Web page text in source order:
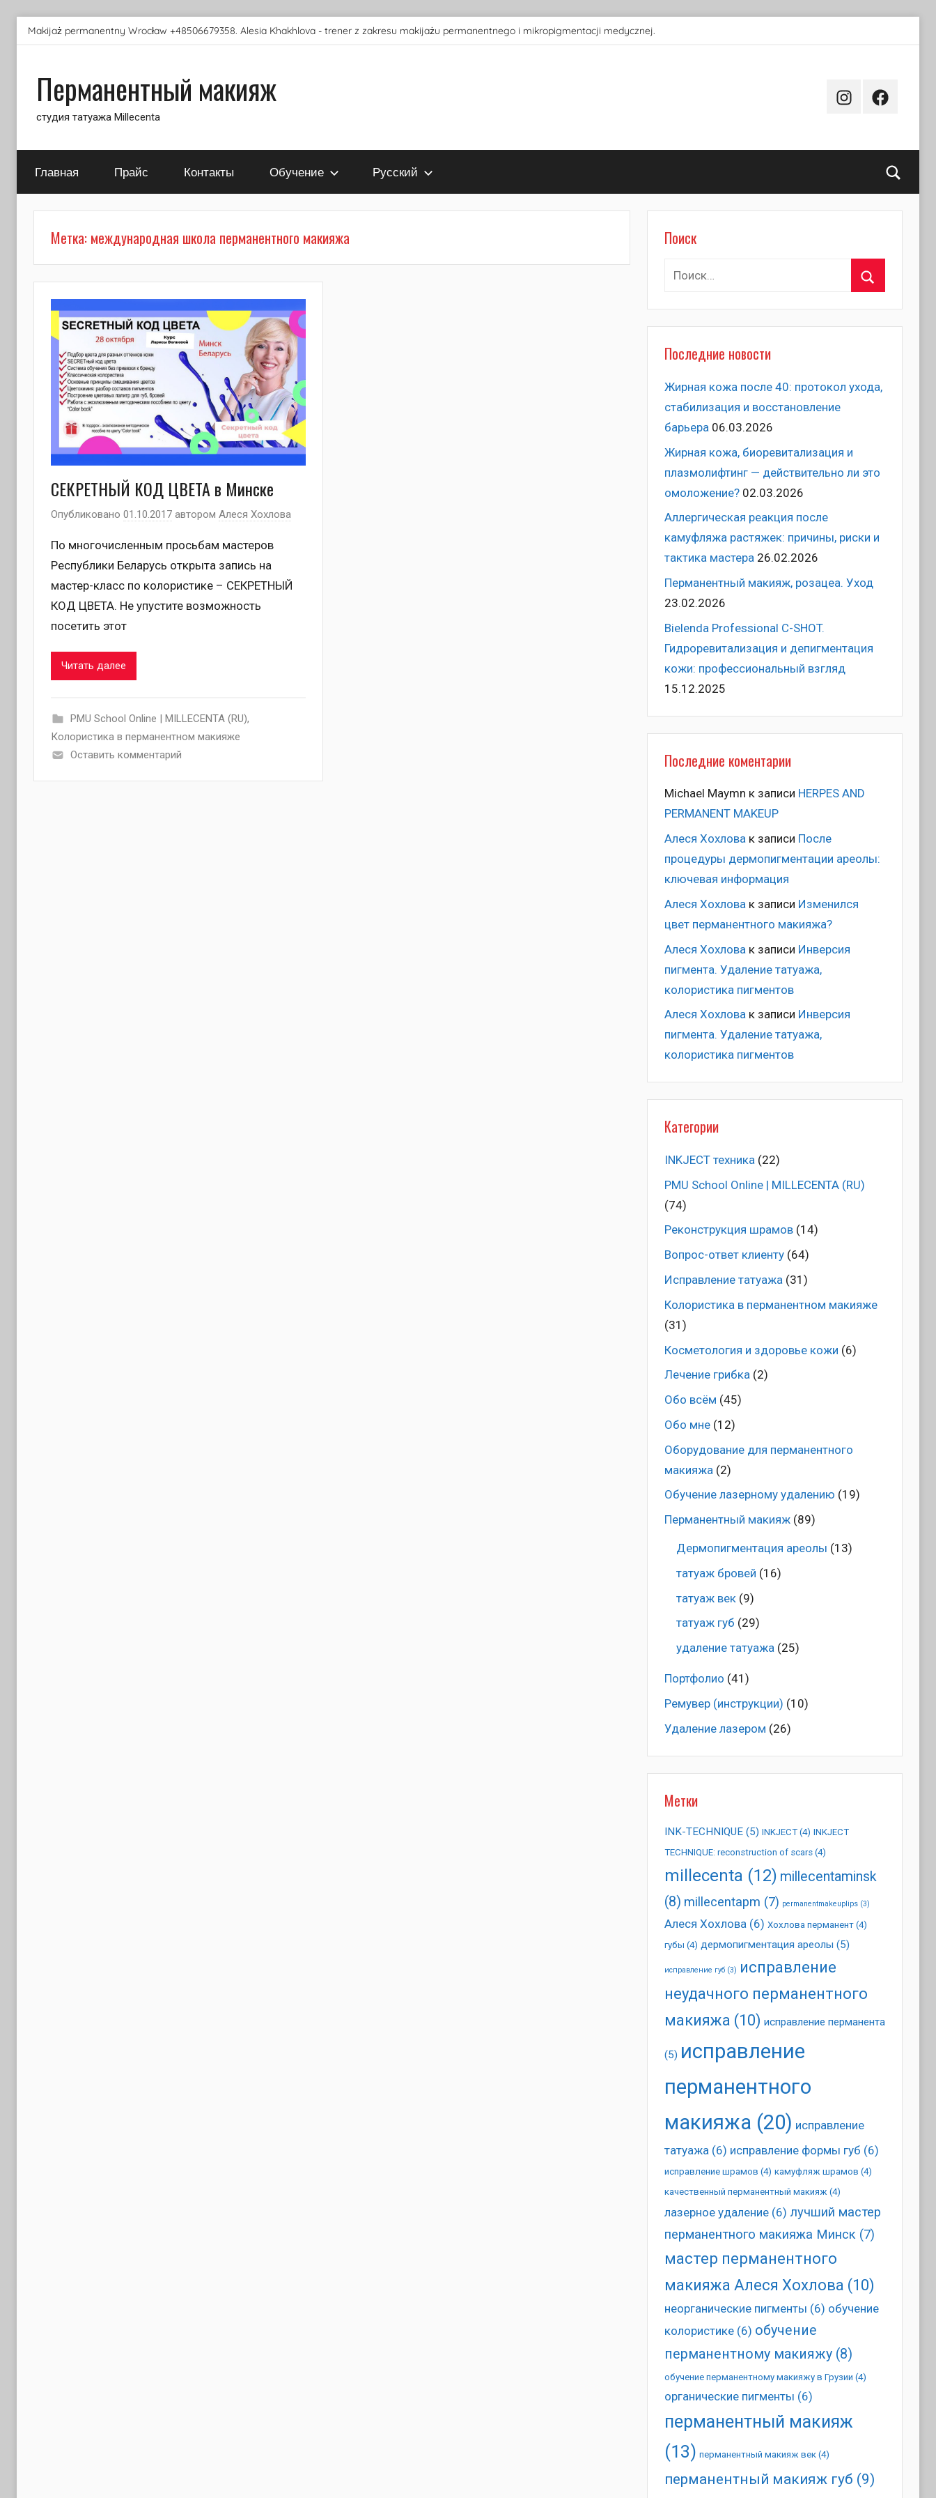
Перейти
Makijaż permanentny Wrocław +48506679358. Alesia Khakhlova - trener z zakresu makijażu permanentnego i mikropigmentacji medycznej.
Перманентный макияж
студия татуажа Millecenta
InstagramFacebook
Главная Прайс Контакты Обучение Русский
Метка: международная школа перманентного макияжа
СЕКРЕТНЫЙ КОД ЦВЕТА в Минске
Опубликовано 01.10.2017 автором Алеся Хохлова
По многочисленным просьбам мастеров
Республики Беларусь открыта запись на
мастер-класс по колористике – СЕКРЕТНЫЙ
КОД ЦВЕТА. Не упустите возможность
посетить этот
Читать далее
PMU School Online | MILLECENTA (RU),
Колористика в перманентном макияже
Оставить комментарий
Поиск
Найти:
Последние новости
Жирная кожа после 40: протокол ухода,
стабилизация и восстановление
барьера 06.03.2026
Жирная кожа, биоревитализация и
плазмолифтинг — действительно ли это
омоложение? 02.03.2026
Аллергическая реакция после
камуфляжа растяжек: причины, риски и
тактика мастера 26.02.2026
Перманентный макияж, розацеа. Уход
23.02.2026
Bielenda Professional C-SHOT.
Гидроревитализация и депигментация
кожи: профессиональный взгляд
15.12.2025
Последние коментарии
Michael Maymn к записи HERPES AND
PERMANENT MAKEUP
Алеся Хохловак записи После
процедуры дермопигментации ареолы:
ключевая информация
Алеся Хохлова к записи Изменился
цвет перманентного макияжа?
Алеся Хохлова к записи Инверсия
пигмента. Удаление татуажа,
колористика пигментов
Алеся Хохловак записи Инверсия
пигмента. Удаление татуажа,
колористика пигментов
Категории
INKJECT техника (22)
PMU School Online | MILLECENTA (RU)
(74)
Pеконструкция шрамов(14)
Вопрос-ответ клиенту(64)
Исправление татуажа (31)
Колористика в перманентном макияже
(31)
Косметология и здоровье кожи (6)
Лечение грибка(2)
Обо всём (45)
Обо мне(12)
Оборудование для перманентного
макияжа (2)
Обучение лазерному удалению (19)
Перманентный макияж(89)
Дермопигментация ареолы (13)
татуаж бровей (16)
татуаж век(9)
татуаж губ (29)
удаление татуажа(25)
Портфолио (41)
Ремувер (инструкции) (10)
Удаление лазером (26)
Метки
INK-TECHNIQUE(5) INKJECT(4) INKJECT
TECHNIQUE: reconstruction of scars(4)
millecenta (12) millecentaminsk
(8) millecentapm (7) permanentmakeuplips(3)
Алеся Хохлова(6) Хохлова перманент(4)
губы (4) дермопигментация ареолы (5)
исправление губ(3) исправление
неудачного перманентного
макияжа (10) исправление перманента
(5) исправление
перманентного
макияжа (20) исправление
татуажа(6) исправление формы губ (6)
исправление шрамов (4) камуфляж шрамов (4)
качественный перманентный макияж (4)
лазерное удаление(6) лучший мастер
перманентного макияжа Минск (7)
мастер перманентного
макияжа Алеся Хохлова (10)
неорганические пигменты (6) обучение
колористике(6) обучение
перманентному макияжу(8)
обучение перманентному макияжу в Грузии (4)
органические пигменты (6)
перманентный макияж
(13) перманентный макияж век(4)
перманентный макияж губ (9)